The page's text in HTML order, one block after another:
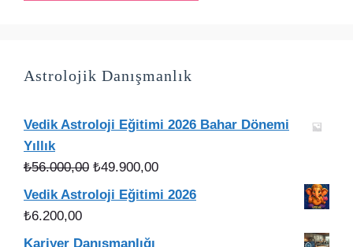
Astrolojik Danışmanlık
Vedik Astroloji Eğitimi 2026 Bahar Dönemi
Yıllık
₺56.000,00 Orijinal
fiyat:
₺49.900,00Şu
andaki
Vedik Astroloji Eğitimi 2026
₺6.200,00
Kariyer Danışmanlığı